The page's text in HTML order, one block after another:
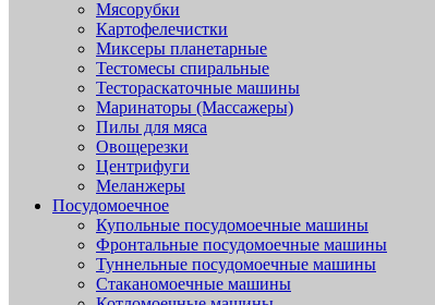
Мясорубки
Картофелечистки
Миксеры планетарные
Тестомесы спиральные
Тестораскаточные машины
Маринаторы (Массажеры)
Пилы для мяса
Овощерезки
Центрифуги
Меланжеры
Посудомоечное
Купольные посудомоечные машины
Фронтальные посудомоечные машины
Туннельные посудомоечные машины
Стаканомоечные машины